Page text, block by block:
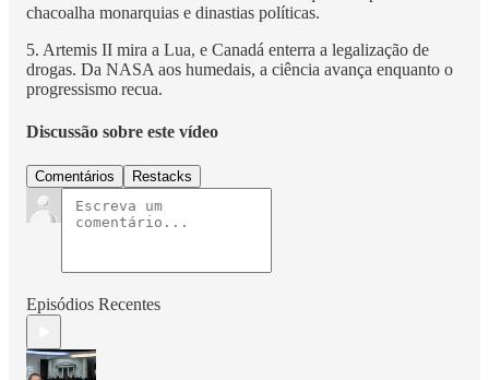
chacoalha monarquias e dinastias políticas.
5. Artemis II mira a Lua, e Canadá enterra a legalização de
drogas. Da NASA aos humedais, a ciência avança enquanto o
progressismo recua.
Discussão sobre este vídeo
Comentários Restacks
Episódios Recentes